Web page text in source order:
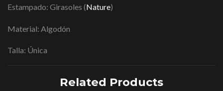
Estampado: Girasoles (Nature)
Material: Algodón
Talla: Única
Related Products